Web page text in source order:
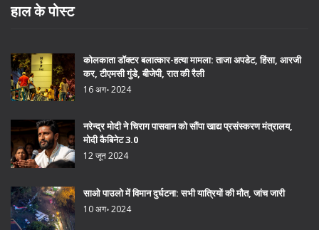
हाल के पोस्ट
कोलकाता डॉक्टर बलात्कार-हत्या मामला: ताजा अपडेट, हिंसा, आरजी
कर, टीएमसी गुंडे, बीजेपी, रात की रैली
16 अग॰ 2024
नरेन्द्र मोदी ने चिराग पासवान को सौंपा खाद्य प्रसंस्करण मंत्रालय,
मोदी कैबिनेट 3.0
12 जून 2024
साओ पाउलो में विमान दुर्घटना: सभी यात्रियों की मौत, जांच जारी
10 अग॰ 2024